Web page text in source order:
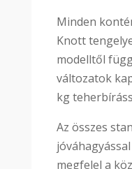
Minden
Knott
modelltől
változatok
kg
Az összes
megfelel a